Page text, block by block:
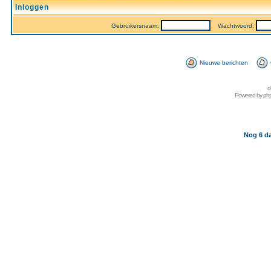
Inloggen
Gebruikersnaam: Wachtwoord:
Nieuwe berichten
Powered by
Nog 6